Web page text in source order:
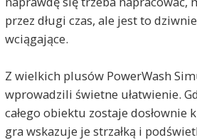
przez długi czas, ale jest to
wciągające.
Z wielkich plusów PowerWash
wprowadzili świetne ułatwienie.
całego obiektu zostaje dosłownie
gra wskazuje je strzałką i